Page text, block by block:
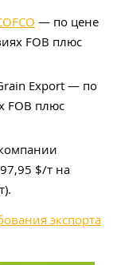
— по цене
FOB плюс
Export — по
FOB плюс
$/т на
экспорта